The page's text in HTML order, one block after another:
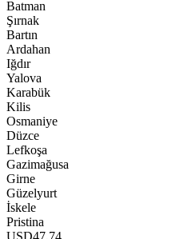
Batman
Şırnak
Bartın
Ardahan
Iğdır
Yalova
Karabük
Kilis
Osmaniye
Düzce
Lefkoşa
Gazimağusa
Girne
Güzelyurt
İskele
Pristina
USD47,74